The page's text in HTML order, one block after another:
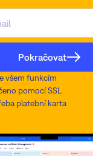
Pokračovat
všem funkcím
pomocí SSL
platební karta